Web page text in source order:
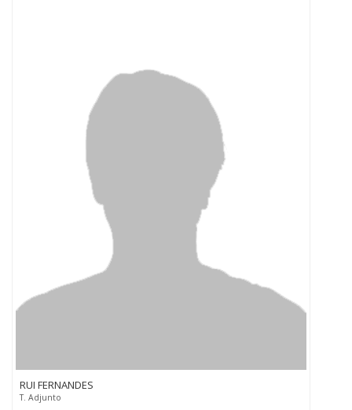
RUI FERNANDES
T. Adjunto